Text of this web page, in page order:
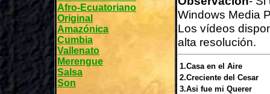
Afro-Ecuatoriano
Original
Amazónica
Cumbia
Vallenato
Merengue
Salsa
Son
Windows Media
Los vídeos
alta resolución.
1.Casa en el Aire
2.Creciente del Cesar
3.Asi fue mi Querer